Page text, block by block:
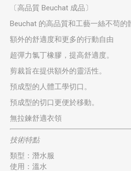
〔高品質 Beuchat 成品〕
Beuchat 的高品質和工藝一絲不苟的
額外的舒適度和更多的行動自由
超彈力氯丁橡膠，提高舒適度。
剪裁旨在提供額外的靈活性。
預成型的人體工學切口。
預成型的切口更便於移動。
無拉鍊舒適衣領
技術特點
類型：潛水服
使用：溫水